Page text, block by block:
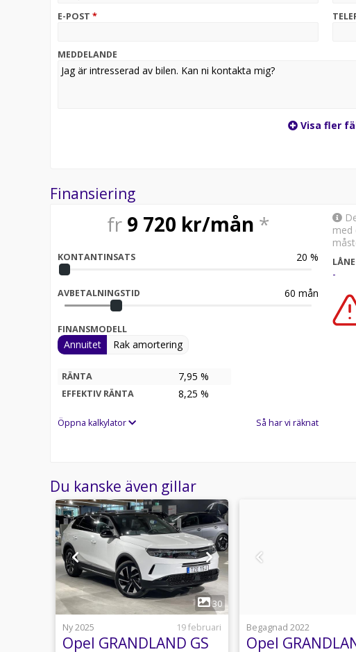
E-POST *
MEDDELANDE
Visa fler
Finansiering
fr 9 720 kr/mån *
KONTANTINSATS 20 %
AVBETALNINGSTID 60 mån
FINANSMODELL
Annuitet Rak amortering
RÄNTA 7,95 %
EFFEKTIV RÄNTA 8,25 %
Öppna kalkylator Så har vi räknat
med
-
Du kanske även gillar
1
30
Ny 2025
19 februari
Opel GRANDLAND GS
Begagnad 2022
Opel